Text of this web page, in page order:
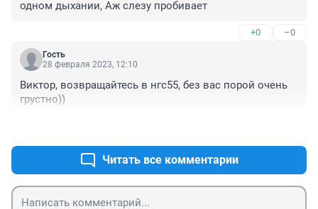
одном дыхании, Аж слезу пробивает
+0 –0
Гость
28 февраля 2023, 12:10
Виктор, возвращайтесь в нгс55, без вас порой очень
грустно))
Читать все комментарии